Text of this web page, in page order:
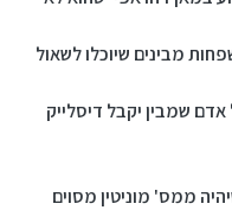
מבינים שיוכלו לשאול
שמבין יקבל דיסלייק
ממס' מוניטין מסוים